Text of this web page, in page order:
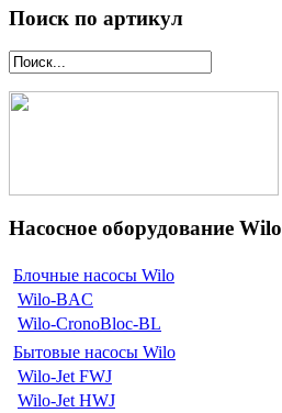
Поиск по артикул
Насосное оборудование Wilo
Блочные насосы Wilo
Wilo-BAC
Wilo-CronoBloc-BL
Бытовые насосы Wilo
Wilo-Jet FWJ
Wilo-Jet HWJ